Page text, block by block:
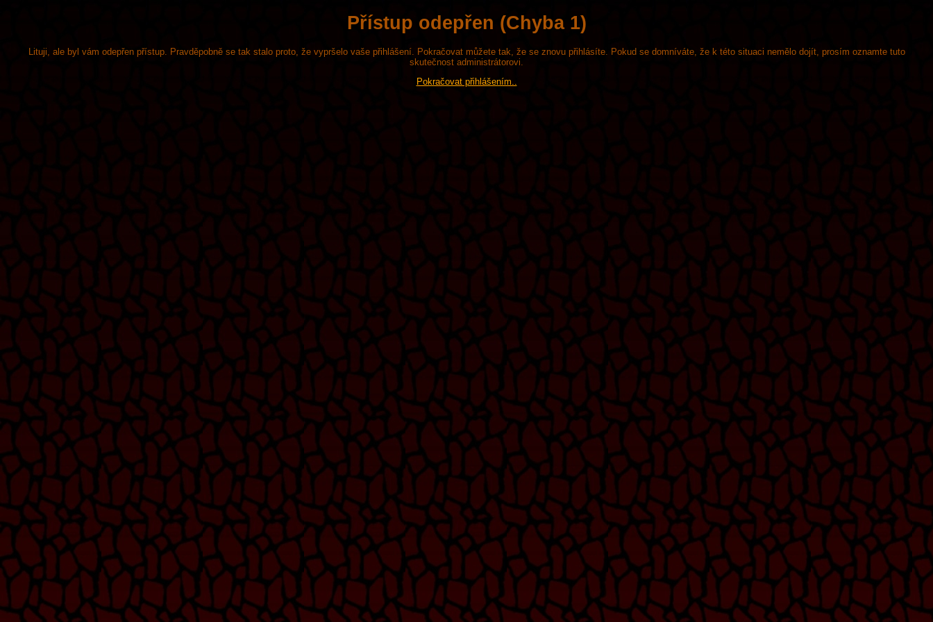
Přístup odepřen (Chyba 1)
Lituji, ale byl vám odepřen přístup. Pravděpobně se tak stalo proto, že vypršelo vaše přihlášení. Pokračovat můžete tak, že se znovu přihlásíte. Pokud se domníváte, že k této situaci nemělo dojít, prosím oznamte tuto
skutečnost administrátorovi.
Pokračovat přihlášením..